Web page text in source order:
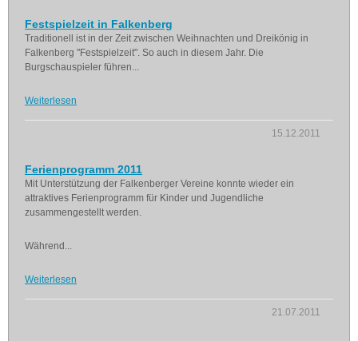
Festspielzeit in Falkenberg
Traditionell ist in der Zeit zwischen Weihnachten und Dreikönig in
Falkenberg "Festspielzeit". So auch in diesem Jahr. Die
Burgschauspieler führen...
Weiterlesen
15.12.2011
Ferienprogramm 2011
Mit Unterstützung der Falkenberger Vereine konnte wieder ein
attraktives Ferienprogramm für Kinder und Jugendliche
zusammengestellt werden.
Während...
Weiterlesen
21.07.2011